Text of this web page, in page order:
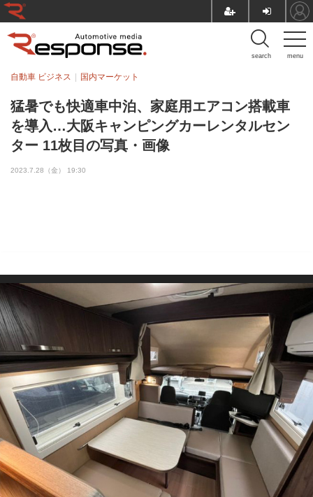
menu
search
猛暑でも快適車中泊、家庭用エアコン搭載車
を導入…大阪キャンピングカーレンタルセン
ター 11枚目の写真・画像
自動車 ビジネス 国内マーケット
2023.7.28（金） 19:30